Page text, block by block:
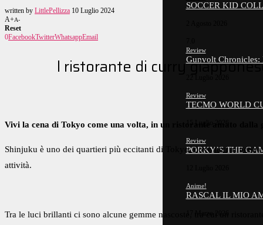
SOCCER KID
Review
Gunvolt
Review
TECMO WORLD
Review
PORKY’S THE
Anime!
RASCAL IL MIO
written by LittlePellizza 10 Luglio 2024
A+A-
Reset
0FacebookTwitterWhatsappEmail
l ristorante di curry
Vivi la cena di Tokyo come una volta, in un ristorante amato dalla
Shinjuku è uno dei quartieri più eccitanti di Tokyo, dove luci al neon
attività.
Tra le luci brillanti ci sono alcune gemme nascoste, tra cui un